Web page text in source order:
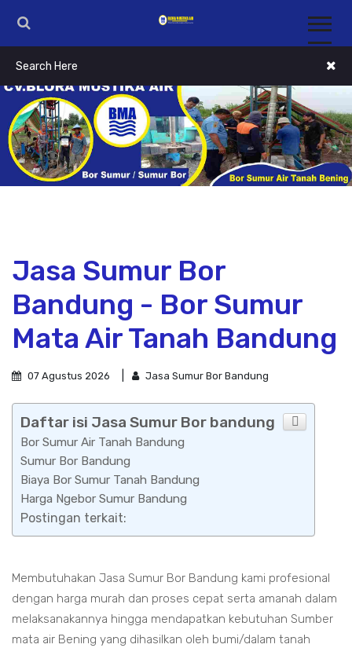
Jasa Sumur Bor
Bandung - Bor Sumur
Mata Air Tanah Bandung
07 Agustus 2026 Jasa Sumur Bor Bandung
Daftar isi Jasa Sumur Bor bandung
Bor Sumur Air Tanah Bandung
Sumur Bor Bandung
Biaya Bor Sumur Tanah Bandung
Harga Ngebor Sumur Bandung
Postingan terkait:
Membutuhakan Jasa Sumur Bor Bandung kami profesional
dengan harga murah dan proses cepat serta amanah dalam
melaksanakannya hingga mendapatkan kebutuhan Sumber
mata air Bening yang dihasilkan oleh bumi/dalam tanah